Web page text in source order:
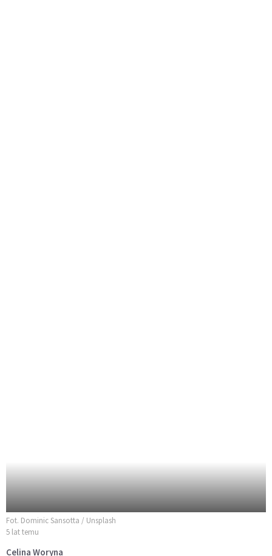
Fot. Dominic Sansotta / Unsplash
5 lat temu
Celina Woryna